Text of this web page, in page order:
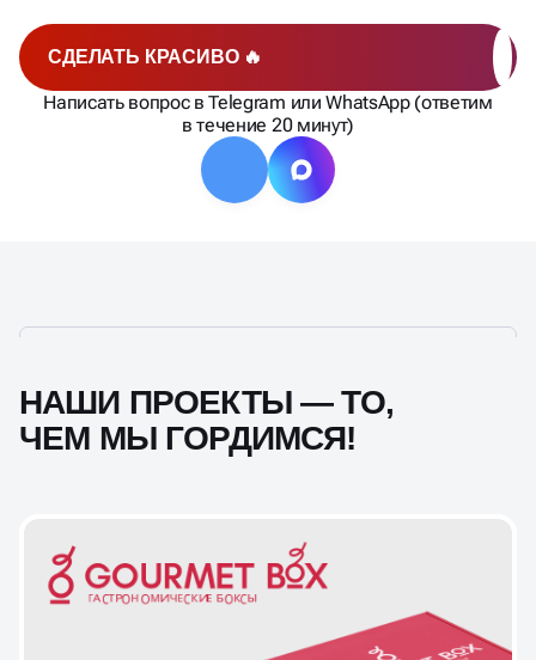
СДЕЛАТЬ КРАСИВО 🔥
Написать вопрос в Telegram или WhatsApp (ответим
в течение 20 минут)
НАШИ ПРОЕКТЫ — ТО,
ЧЕМ МЫ ГОРДИМСЯ!